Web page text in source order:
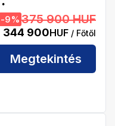
-9% 375 900 HUF
344 900HUF / Főtől
Megtekintés